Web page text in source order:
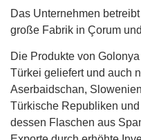
Das Unternehmen
große Fabrik in Çorum
Die Produkte von
Türkei geliefert und auch
Aserbaidschan,
Türkische Republiken
dessen Flaschen aus